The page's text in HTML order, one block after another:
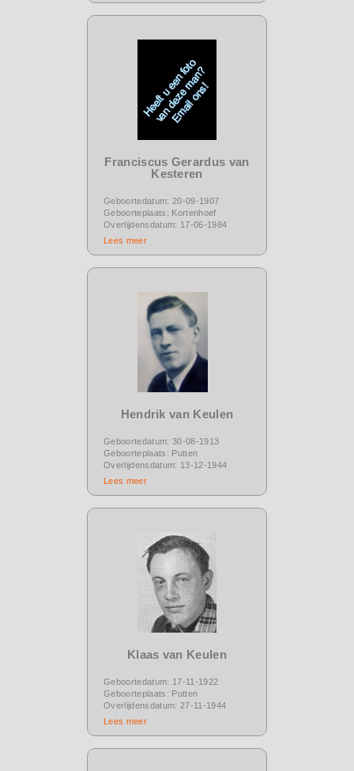
Franciscus Gerardus van
Kesteren
Geboortedatum: 20-09-1907
Geboorteplaats: Kortenhoef
Overlijdensdatum: 17-06-1984
Lees meer
Hendrik van Keulen
Geboortedatum: 30-08-1913
Geboorteplaats: Putten
Overlijdensdatum: 13-12-1944
Lees meer
Klaas van Keulen
Geboortedatum: 17-11-1922
Geboorteplaats: Putten
Overlijdensdatum: 27-11-1944
Lees meer